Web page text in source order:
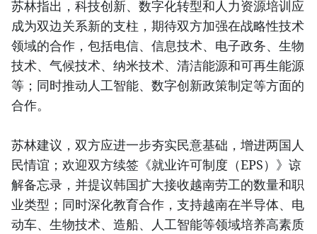
苏林指出，科技创新、数字化转型和人力资源培训应
成为双边关系新的支柱，期待双方加强在战略性技术
领域的合作，包括电信、信息技术、电子政务、生物
技术、气候技术、纳米技术、清洁能源和可再生能源
等；同时推动人工智能、数字创新政策制定等方面的
合作。
苏林建议，双方应进一步夯实民意基础，增进两国人
民情谊；欢迎双方续签《就业许可制度（EPS）》谅
解备忘录，并提议韩国扩大接收越南劳工的数量和职
业类型；同时深化教育合作，支持越南在半导体、电
动车、生物技术、造船、人工智能等领域培养高素质